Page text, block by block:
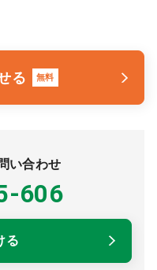
る 無料
い合わせ
606
る